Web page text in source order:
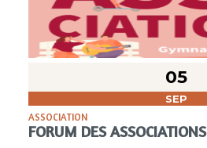
05
SEP
ASSOCIATION
FORUM DES ASSOCIATIONS